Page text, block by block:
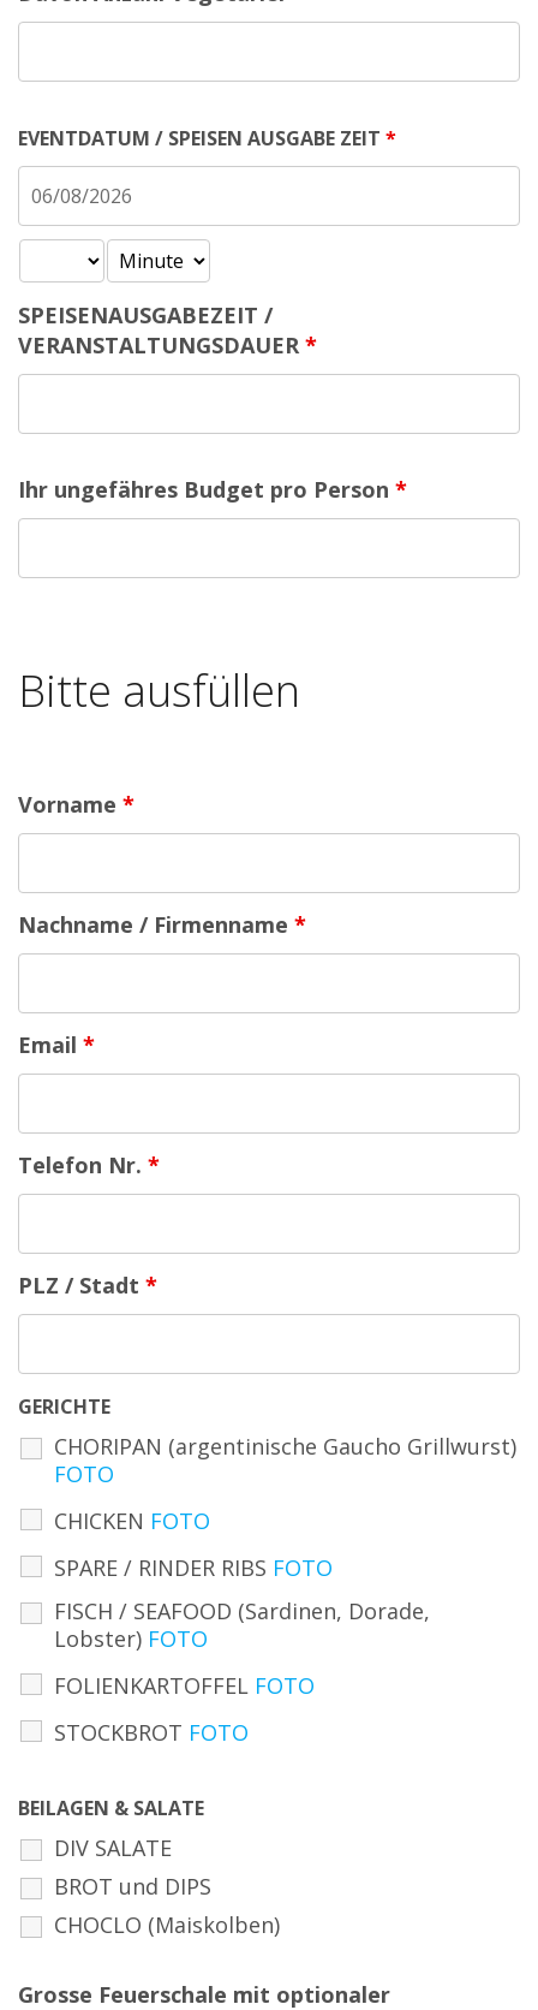
EVENTDATUM / SPEISEN AUSGABE ZEIT *
SPEISENAUSGABEZEIT /
VERANSTALTUNGSDAUER *
Ihr ungefähres Budget pro Person *
Bitte ausfüllen
Vorname *
Nachname / Firmenname *
Email *
Telefon Nr. *
PLZ / Stadt *
GERICHTE
CHORIPAN (argentinische Gaucho Grillwurst)
FOTO
CHICKEN FOTO
SPARE / RINDER RIBS FOTO
FISCH / SEAFOOD (Sardinen, Dorade,
Lobster) FOTO
FOLIENKARTOFFEL FOTO
STOCKBROT FOTO
BEILAGEN & SALATE
DIV SALATE
BROT und DIPS
CHOCLO (Maiskolben)
Grosse Feuerschale mit optionaler